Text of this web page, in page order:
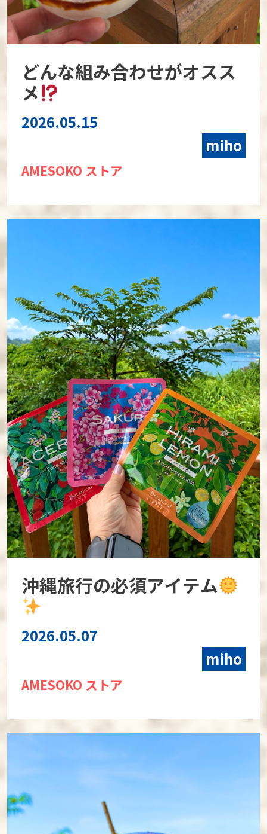
どんな組み合わせがオスス
メ
2026.05.15
miho
AMESOKO ストア
沖縄旅行の必須アイテム
2026.05.07
miho
AMESOKO ストア